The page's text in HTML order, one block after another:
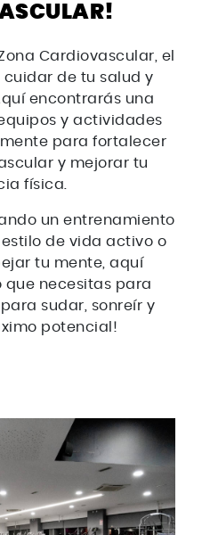
Cardiovascular, el
de tu salud y
encontrarás una
y actividades
para fortalecer
y mejorar tu
física.
un entrenamiento
de vida activo o
tu mente, aquí
necesitas para
sudar, sonreír y
potencial!